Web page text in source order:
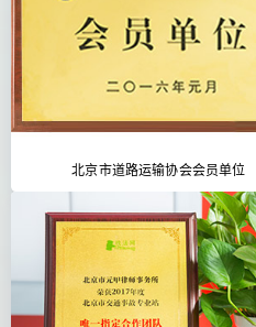
北京市道路运输协会会员单位